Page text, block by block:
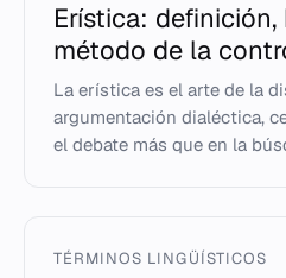
Erística:
método de la
La erística es el arte de la
argumentación dialéctica,
el debate más que en la
TÉRMINOS LINGÜÍSTICOS